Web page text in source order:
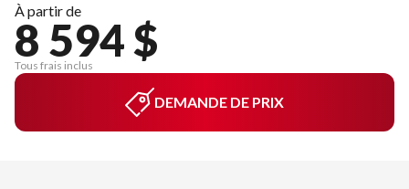
À partir de
8 594 $
Tous frais inclus
DEMANDE DE PRIX